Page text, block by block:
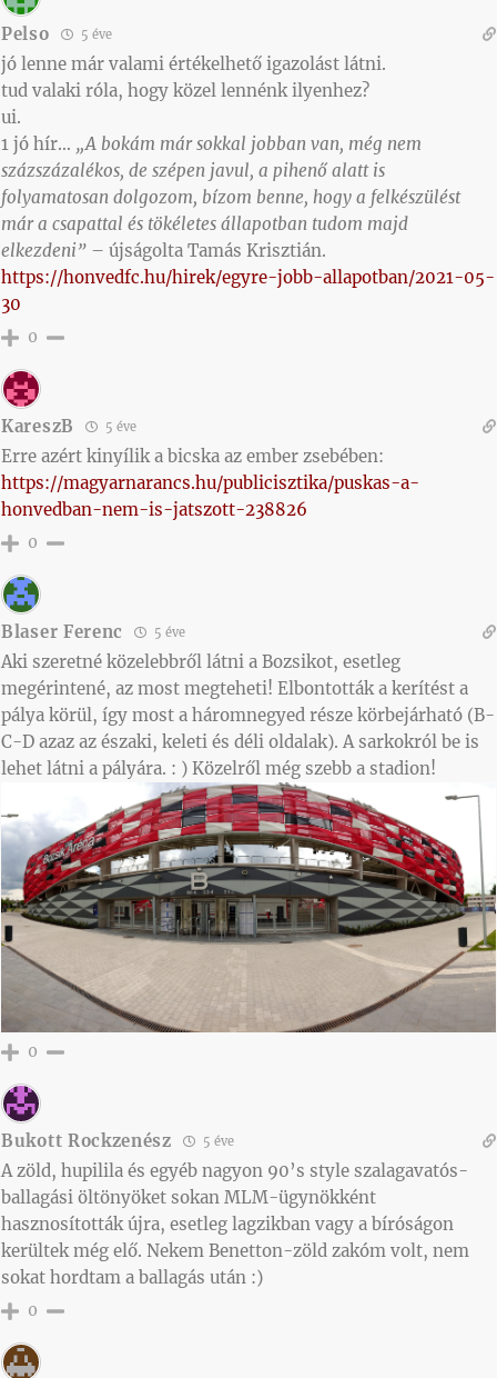
Pelso 5 éve
jó lenne már valami értékelhető igazolást látni.
tud valaki róla, hogy közel lennénk ilyenhez?
ui.
1 jó hír… „A bokám már sokkal jobban van, még nem
százszázalékos, de szépen javul, a pihenő alatt is
folyamatosan dolgozom, bízom benne, hogy a felkészülést
már a csapattal és tökéletes állapotban tudom majd
elkezdeni” – újságolta Tamás Krisztián.
https://honvedfc.hu/hirek/egyre-jobb-allapotban/2021-05-
30
0
KareszB 5 éve
Erre azért kinyílik a bicska az ember zsebében:
https://magyarnarancs.hu/publicisztika/puskas-a-
honvedban-nem-is-jatszott-238826
0
Blaser Ferenc 5 éve
Aki szeretné közelebbről látni a Bozsikot, esetleg
megérintené, az most megteheti! Elbontották a kerítést a
pálya körül, így most a háromnegyed része körbejárható (B-
C-D azaz az északi, keleti és déli oldalak). A sarkokról be is
lehet látni a pályára. : ) Közelről még szebb a stadion!
0
Bukott Rockzenész 5 éve
A zöld, hupilila és egyéb nagyon 90’s style szalagavatós-
ballagási öltönyöket sokan MLM-ügynökként
hasznosították újra, esetleg lagzikban vagy a bíróságon
kerültek még elő. Nekem Benetton-zöld zakóm volt, nem
sokat hordtam a ballagás után :)
0